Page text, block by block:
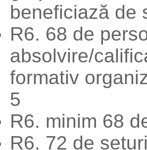
beneficiază de
R6. 68 de
absolvire/
formativ
5
R6. minim 68
R6. 72 de